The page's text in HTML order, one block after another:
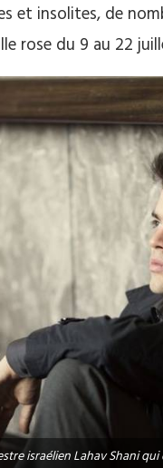
et insolites, de
rose du 9 au 22
israélien Lahav Shani